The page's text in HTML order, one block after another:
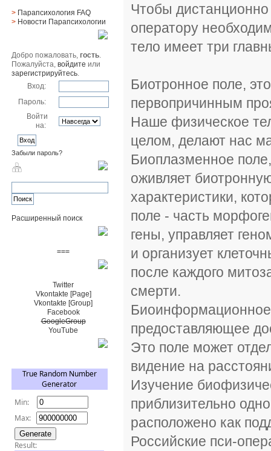
> Парапсихология FAQ
> Новости Парапсихологии
Добро пожаловать,гость.
Пожалуйста,войдите или
зарегистрируйтесь.
Вход:
Пароль:
Войти
на:
Забыли пароль?
Расширенный поиск
===
Twitter
Vkontakte [Page]
Vkontakte [Group]
Facebook
GoogleGroup
YouTube
Чтобы
оператору
тело имеет три
Биотронное поле,
первопричинным
Наше физическое
целом, делают нас
Биоплазменное
оживляет
характеристики,
поле - часть
гены, управляет
и организует
после каждого
смерти.
Биоинформационное
предоставляющее
Это поле может
видение на
Изучение
приблизительно
расположено как
Российские пси-